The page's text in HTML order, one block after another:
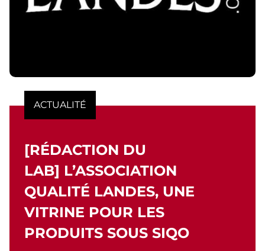
ACTUALITÉ
[RÉDACTION DU
LAB] L’ASSOCIATION
QUALITÉ LANDES, UNE
VITRINE POUR LES
PRODUITS SOUS SIQO